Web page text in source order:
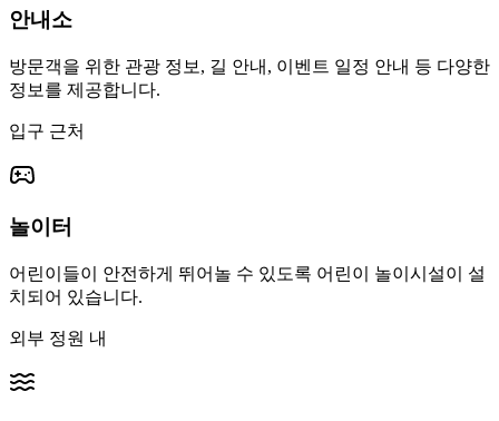
안내소
방문객을 위한 관광 정보, 길 안내, 이벤트 일정 안내 등 다양한
정보를 제공합니다.
입구 근처
놀이터
어린이들이 안전하게 뛰어놀 수 있도록 어린이 놀이시설이 설
치되어 있습니다.
외부 정원 내